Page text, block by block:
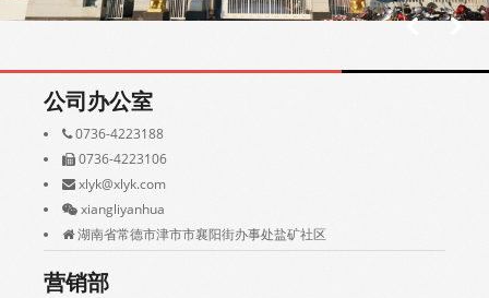
公司办公室
0736-4223188
0736-4223106
xlyk@xlyk.com
xiangliyanhua
湖南省常德市津市市襄阳街办事处盐矿社区
营销部